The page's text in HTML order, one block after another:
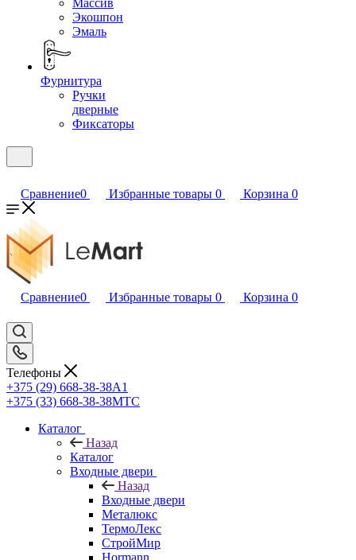
Массив
Экошпон
Эмаль
Фурнитура
Ручки
дверные
Фиксаторы
Сравнение0 Избранные товары 0 Корзина 0
Сравнение0 Избранные товары 0 Корзина 0
Телефоны
+375 (29) 668-38-38A1
+375 (33) 668-38-38МТС
Каталог
Назад
Каталог
Входные двери
Назад
Входные двери
Металюкс
ТермоЛекс
СтройМир
Hormann